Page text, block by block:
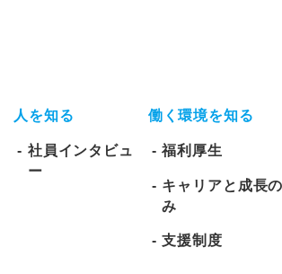
人を知る
社員インタビュ
ー
働く環境を知る
福利厚生
キャリアと成長の
み
支援制度